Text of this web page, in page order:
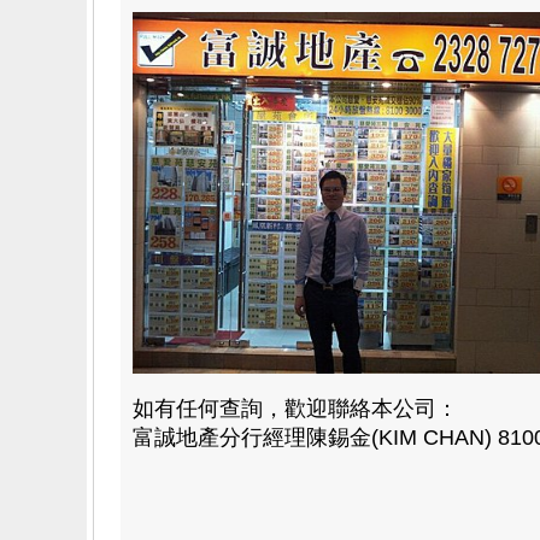
如有任何查詢，歡迎聯絡本公司：
富誠地產分行經理陳錫金(KIM CHAN)